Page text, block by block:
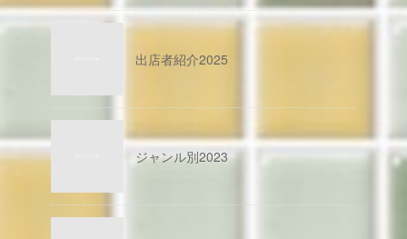
出店者紹介2025
ジャンル別2023